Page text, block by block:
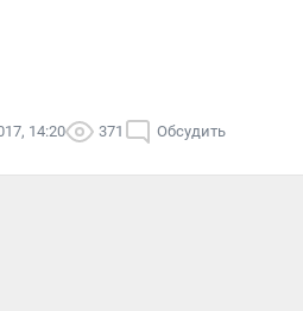
14:20 371 Обсудить